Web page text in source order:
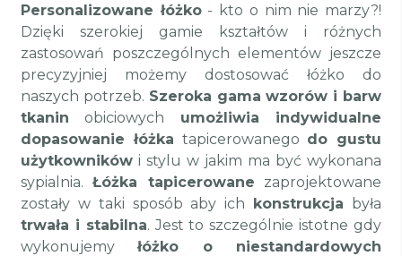
Personalizowane łóżko- kto o nim nie marzy?!
Dzięki szerokiej gamie kształtów i różnych
zastosowań poszczególnych elementów jeszcze
precyzyjniej możemy dostosować łóżko do
naszych potrzeb. Szeroka gama wzorów i barw
tkanin obiciowych umożliwia indywidualne
dopasowanie łóżka tapicerowanego do gustu
użytkowników i stylu w jakim ma być wykonana
sypialnia.Łóżka tapicerowane zaprojektowane
zostały w taki sposób aby ich konstrukcja była
trwała i stabilna. Jest to szczególnie istotne gdy
wykonujemyłóżko o niestandardowych